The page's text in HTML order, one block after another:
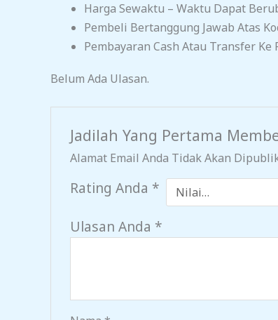
Harga Sewaktu – Waktu Dapat
Pembeli Bertanggung Jawab Atas
Pembayaran Cash Atau Transfer Ke
Belum Ada Ulasan.
Jadilah Yang Pertama
Alamat Email Anda Tidak Akan
Rating Anda *
Ulasan Anda *